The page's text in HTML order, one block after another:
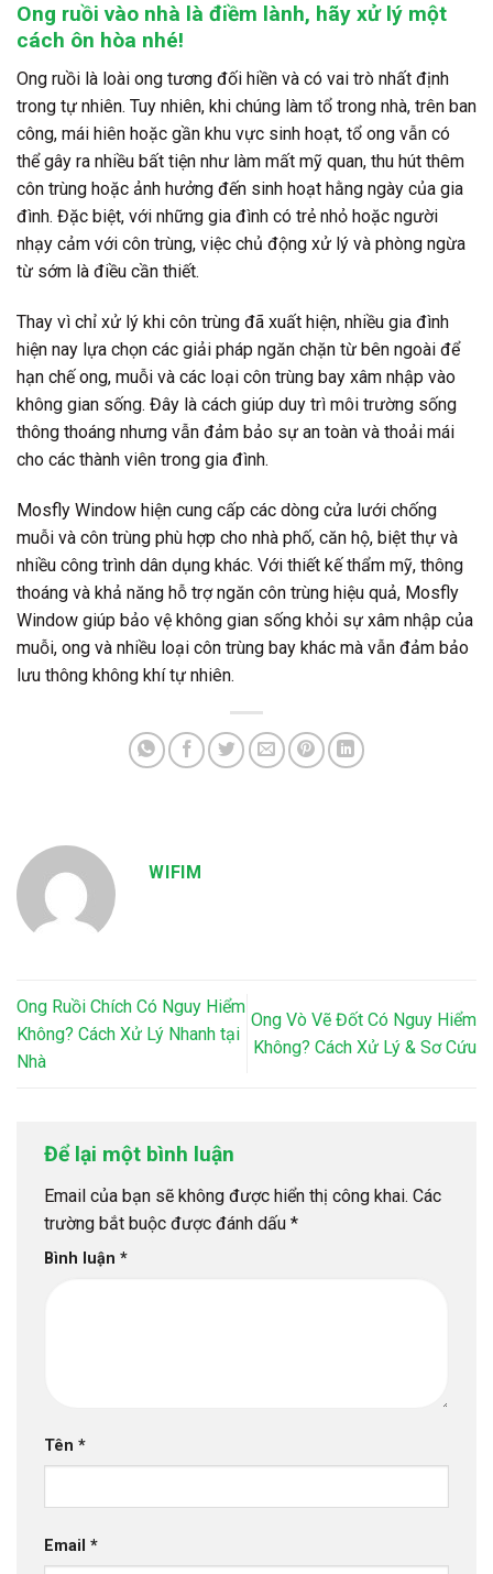
Ong ruồi vào nhà là điềm lành, hãy xử lý một
cách ôn hòa nhé!
Ong ruồi là loài ong tương đối hiền và có vai trò nhất định
trong tự nhiên. Tuy nhiên, khi chúng làm tổ trong nhà, trên ban
công, mái hiên hoặc gần khu vực sinh hoạt, tổ ong vẫn có
thể gây ra nhiều bất tiện như làm mất mỹ quan, thu hút thêm
côn trùng hoặc ảnh hưởng đến sinh hoạt hằng ngày của gia
đình. Đặc biệt, với những gia đình có trẻ nhỏ hoặc người
nhạy cảm với côn trùng, việc chủ động xử lý và phòng ngừa
từ sớm là điều cần thiết.
Thay vì chỉ xử lý khi côn trùng đã xuất hiện, nhiều gia đình
hiện nay lựa chọn các giải pháp ngăn chặn từ bên ngoài để
hạn chế ong, muỗi và các loại côn trùng bay xâm nhập vào
không gian sống. Đây là cách giúp duy trì môi trường sống
thông thoáng nhưng vẫn đảm bảo sự an toàn và thoải mái
cho các thành viên trong gia đình.
Mosfly Window hiện cung cấp các dòng cửa lưới chống
muỗi và côn trùng phù hợp cho nhà phố, căn hộ, biệt thự và
nhiều công trình dân dụng khác. Với thiết kế thẩm mỹ, thông
thoáng và khả năng hỗ trợ ngăn côn trùng hiệu quả, Mosfly
Window giúp bảo vệ không gian sống khỏi sự xâm nhập của
muỗi, ong và nhiều loại côn trùng bay khác mà vẫn đảm bảo
lưu thông không khí tự nhiên.
WIFIM
Ong Ruồi Chích Có Nguy Hiểm
Không? Cách Xử Lý Nhanh tại
Nhà
Ong Vò Vẽ Đốt Có Nguy Hiểm
Không? Cách Xử Lý & Sơ Cứu
Để lại một bình luận
Email của bạn sẽ không được hiển thị công khai. Các
trường bắt buộc được đánh dấu *
Bình luận *
Tên *
Email *